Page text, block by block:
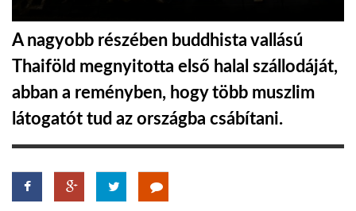
TROPICALMAGAZIN
A nagyobb részében buddhista vallású
Thaiföld megnyitotta első halal szállodáját,
abban a reményben, hogy több muszlim
látogatót tud az országba csábítani.